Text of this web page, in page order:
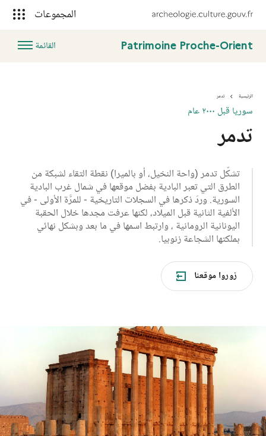
المجموعات
Patrimoine Proche-Orient القائمة
سوريا قبل ٢٠٠٠ عام
تدمر
تشكّل تدمر (واحة النخيل، أو بالميرا) نقطة التقاء لشبكة من
الطرق التي تعبر البادية بفضل موقعها في شمال غرب البادية
السورية. وردَ ذكرها في السجلات التاريخية - للمرَّة الأولى - في
الألفية الثانية قبل الميلاد،لكنها عرفت مجدها خلال الحقبة
اليونانية الرومانية ، وارتبط اسمها في ما بعد وبشكل نهائي
بملكتها الشجاعة زنوبيا.
زوروا موقعنا
الرئيسية تدمر